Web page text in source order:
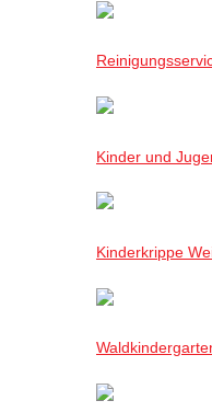
Kinder und
Kinderkrippe